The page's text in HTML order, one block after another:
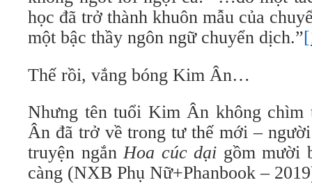
học đã trở thành khuôn mẫu của
một bậc thầy ngôn ngữ chuyển dịch.”
Thế rồi, vắng bóng Kim Ân…
Nhưng tên tuổi Kim Ân không chìm
Ân đã trở về trong tư thế mới –
truyện ngắnHoa cúc dại gồm mười
càng (NXB Phụ Nữ+Phanbook –